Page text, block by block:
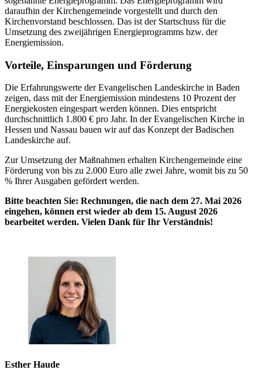
daraufhin der Kirchengemeinde vorgestellt und durch den
Kirchenvorstand beschlossen. Das ist der Startschuss für die
Umsetzung des zweijährigen Energieprogramms bzw. der
Energiemission.
Vorteile, Einsparungen und Förderung
Die Erfahrungswerte der Evangelischen Landeskirche in Baden
zeigen, dass mit der Energiemission mindestens 10 Prozent der
Energiekosten eingespart werden können. Dies entspricht
durchschnittlich 1.800 € pro Jahr. In der Evangelischen Kirche in
Hessen und Nassau bauen wir auf das Konzept der Badischen
Landeskirche auf.
Zur Umsetzung der Maßnahmen erhalten Kirchengemeinde eine
Förderung von bis zu 2.000 Euro alle zwei Jahre, womit bis zu 50
% Ihrer Ausgaben gefördert werden.
Bitte beachten Sie: Rechnungen, die nach dem 27. Mai 2026
eingehen, können erst wieder ab dem 15. August 2026
bearbeitet werden. Vielen Dank für Ihr Verständnis!
Esther Haude